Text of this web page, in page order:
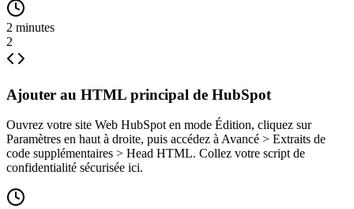
2 minutes
2
Ajouter au HTML principal de HubSpot
Ouvrez votre site Web HubSpot en mode Édition, cliquez sur
Paramètres en haut à droite, puis accédez à Avancé > Extraits de
code supplémentaires > Head HTML. Collez votre script de
confidentialité sécurisée ici.